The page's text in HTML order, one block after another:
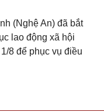
(Nghệ An) đã bắt
lao động xã hội
8 để phục vụ điều